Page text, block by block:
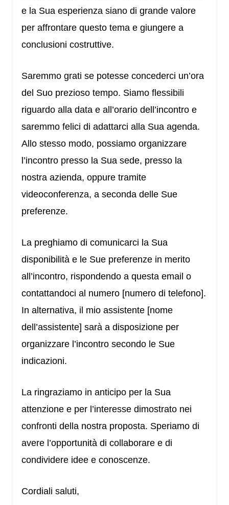
e la Sua esperienza siano di grande valore
per affrontare questo tema e giungere a
conclusioni costruttive.
Saremmo grati se potesse concederci un’ora
del Suo prezioso tempo. Siamo flessibili
riguardo alla data e all’orario dell’incontro e
saremmo felici di adattarci alla Sua agenda.
Allo stesso modo, possiamo organizzare
l’incontro presso la Sua sede, presso la
nostra azienda, oppure tramite
videoconferenza, a seconda delle Sue
preferenze.
La preghiamo di comunicarci la Sua
disponibilità e le Sue preferenze in merito
all’incontro, rispondendo a questa email o
contattandoci al numero [numero di telefono].
In alternativa, il mio assistente [nome
dell’assistente] sarà a disposizione per
organizzare l’incontro secondo le Sue
indicazioni.
La ringraziamo in anticipo per la Sua
attenzione e per l’interesse dimostrato nei
confronti della nostra proposta. Speriamo di
avere l’opportunità di collaborare e di
condividere idee e conoscenze.
Cordiali saluti,